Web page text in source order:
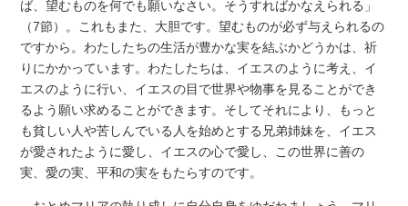
ば、望むものを何でも願いなさい。そうすればかなえられる」
（7節）。これもまた、大胆です。望むものが必ず与えられるの
ですから。わたしたちの生活が豊かな実を結ぶかどうかは、祈
りにかかっています。わたしたちは、イエスのように考え、イ
エスのように行い、イエスの目で世界や物事を見ることができ
るよう願い求めることができます。そしてそれにより、もっと
も貧しい人や苦しんでいる人を始めとする兄弟姉妹を、イエス
が愛されたように愛し、イエスの心で愛し、この世界に善の
実、愛の実、平和の実をもたらすのです。